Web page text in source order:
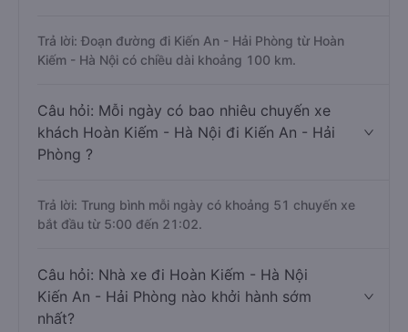
Trả lời: Đoạn đường đi Kiến An - Hải Phòng từ Hoàn
Kiếm - Hà Nội có chiều dài khoảng 100 km.
Câu hỏi: Mỗi ngày có bao nhiêu chuyến xe
khách Hoàn Kiếm - Hà Nội đi Kiến An - Hải
Phòng ?
Trả lời: Trung bình mỗi ngày có khoảng 51 chuyến xe
bắt đầu từ 5:00 đến 21:02.
Câu hỏi: Nhà xe đi Hoàn Kiếm - Hà Nội
Kiến An - Hải Phòng nào khởi hành sớm
nhất?